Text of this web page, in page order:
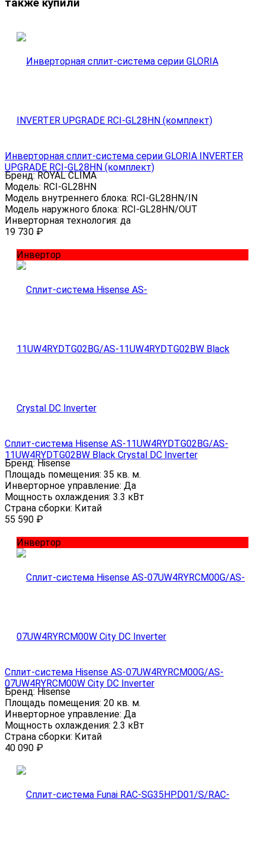
также купили
Инверторная сплит-система серии GLORIA INVERTER
UPGRADE RCI-GL28HN (комплект)
Бренд: ROYAL CLIMA
Модель: RCI-GL28HN
Модель внутреннего блока: RCI-GL28HN/IN
Модель наружного блока: RCI-GL28HN/OUT
Инверторная технология: да
19 730 ₽
Инвертор
Сплит-система Hisense AS-11UW4RYDTG02BG/AS-
11UW4RYDTG02BW Black Crystal DC Inverter
Бренд: Hisense
Площадь помещения: 35 кв. м.
Инверторное управление: Да
Мощность охлаждения: 3.3 кВт
Страна сборки: Китай
55 590 ₽
Инвертор
Сплит-система Hisense AS-07UW4RYRCM00G/AS-
07UW4RYRCM00W City DC Inverter
Бренд: Hisense
Площадь помещения: 20 кв. м.
Инверторное управление: Да
Мощность охлаждения: 2.3 кВт
Страна сборки: Китай
40 090 ₽